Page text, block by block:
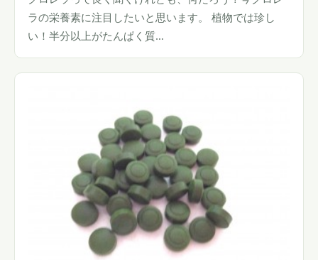
ラの栄養素に注目したいと思います。 植物では珍し
い！半分以上がたんぱく質…